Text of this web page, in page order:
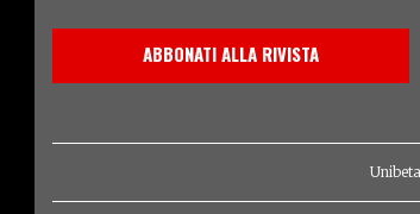
ABBONATI ALLA RIVISTA